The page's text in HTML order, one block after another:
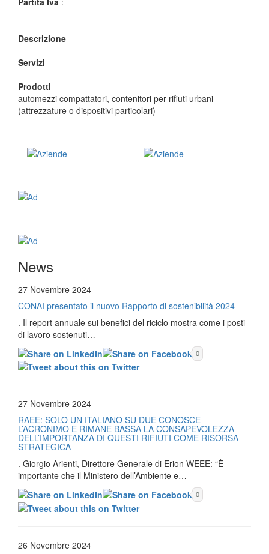
Descrizione
Servizi
Prodotti
automezzi compattatori, contenitori per rifiuti urbani
(attrezzature o dispositivi particolari)
News
27 Novembre 2024
CONAI presentato il nuovo Rapporto di sostenibilità 2024
. Il report annuale sui benefici del riciclo mostra come i posti
di lavoro sostenuti…
0
27 Novembre 2024
RAEE: SOLO UN ITALIANO SU DUE CONOSCE
L’ACRONIMO E RIMANE BASSA LA CONSAPEVOLEZZA
DELL’IMPORTANZA DI QUESTI RIFIUTI COME RISORSA
STRATEGICA
. Giorgio Arienti, Direttore Generale di Erion WEEE: “È
importante che il Ministero dell’Ambiente e…
0
26 Novembre 2024